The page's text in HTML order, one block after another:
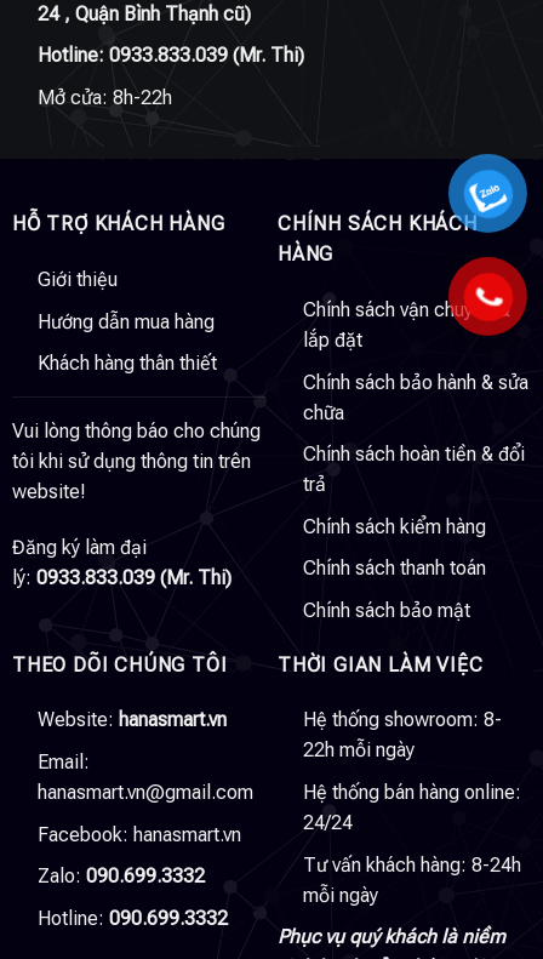
24 , Quận Bình Thạnh cũ)
Hotline: 0933.833.039(Mr. Thi)
Mở cửa: 8h-22h
HỖ TRỢ KHÁCH HÀNG
Giới thiệu
Hướng dẫn mua hàng
Khách hàng thân thiết
Vui lòng thông báo cho chúng
tôi khi sử dụng thông tin trên
website!
Đăng ký làm đại
lý: 0933.833.039 (Mr. Thi)
CHÍNH SÁCH KHÁCH
HÀNG
Chính sách vận chuyển &
lắp đặt
Chính sách bảo hành & sửa
chữa
Chính sách hoàn tiền & đổi
trả
Chính sách kiểm hàng
Chính sách thanh toán
Chính sách bảo mật
THEO DÕI CHÚNG TÔI
Website: hanasmart.vn
Email:
hanasmart.vn@gmail.com
Facebook: hanasmart.vn
Zalo: 090.699.3332
Hotline: 090.699.3332
THỜI GIAN LÀM VIỆC
Hệ thống showroom: 8-
22h mỗi ngày
Hệ thống bán hàng online:
24/24
Tư vấn khách hàng: 8-24h
mỗi ngày
Phục vụ quý khách là niềm